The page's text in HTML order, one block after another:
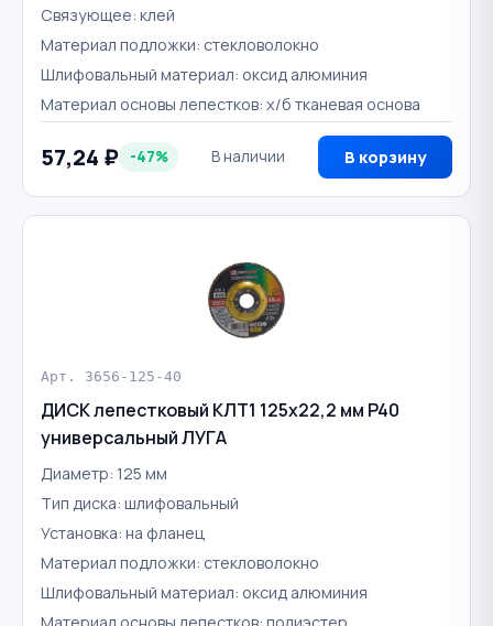
Связующее: клей
Материал подложки: стекловолокно
Шлифовальный материал: оксид алюминия
Материал основы лепестков: х/б тканевая основа
57,24 ₽ -47% В наличии В корзину
Арт. 3656-125-40
ДИСК лепестковый КЛТ1 125х22,2 мм P40
универсальный ЛУГА
Диаметр: 125 мм
Тип диска: шлифовальный
Установка: на фланец
Материал подложки: стекловолокно
Шлифовальный материал: оксид алюминия